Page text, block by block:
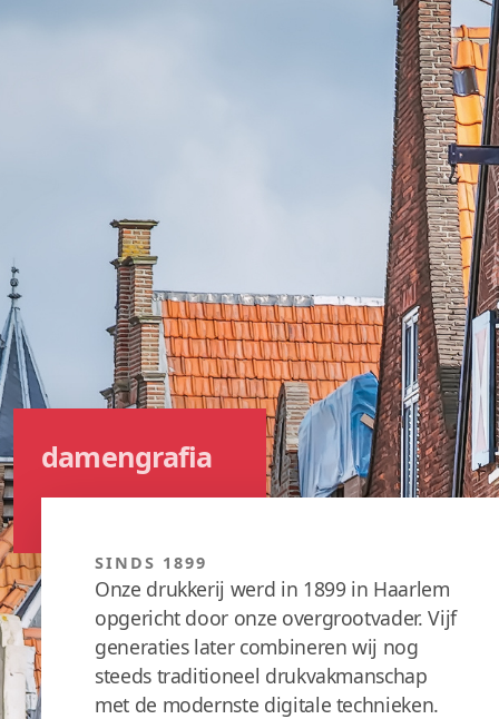
damengrafia
SINDS 1899
Onze drukkerij werd in 1899 in Haarlem
opgericht door onze overgrootvader. Vijf
generaties later combineren wij nog
steeds traditioneel drukvakmanschap
met de modernste digitale technieken.